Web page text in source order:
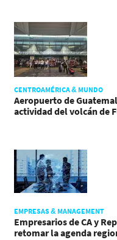
CENTROAMÉRICA & MUNDO
Aeropuerto de
actividad del volcán de
EMPRESAS & MANAGEMENT
Empresarios de CA y
retomar la agenda